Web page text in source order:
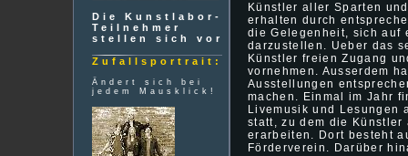
Die Kunstlabor-
Teilnehmer
stellen sich vor
Zufallsportrait:
Ändert sich bei
jedem Mausklick!
Künstler aller Sparten
erhalten durch
die Gelegenheit, sich auf
darzustellen. Ueber das
Künstler freien Zugang
vornehmen. Ausserdem
Ausstellungen
machen. Einmal im Jahr
Livemusik und Lesungen
statt, zu dem die
erarbeiten. Dort besteht
Förderverein. Darüber